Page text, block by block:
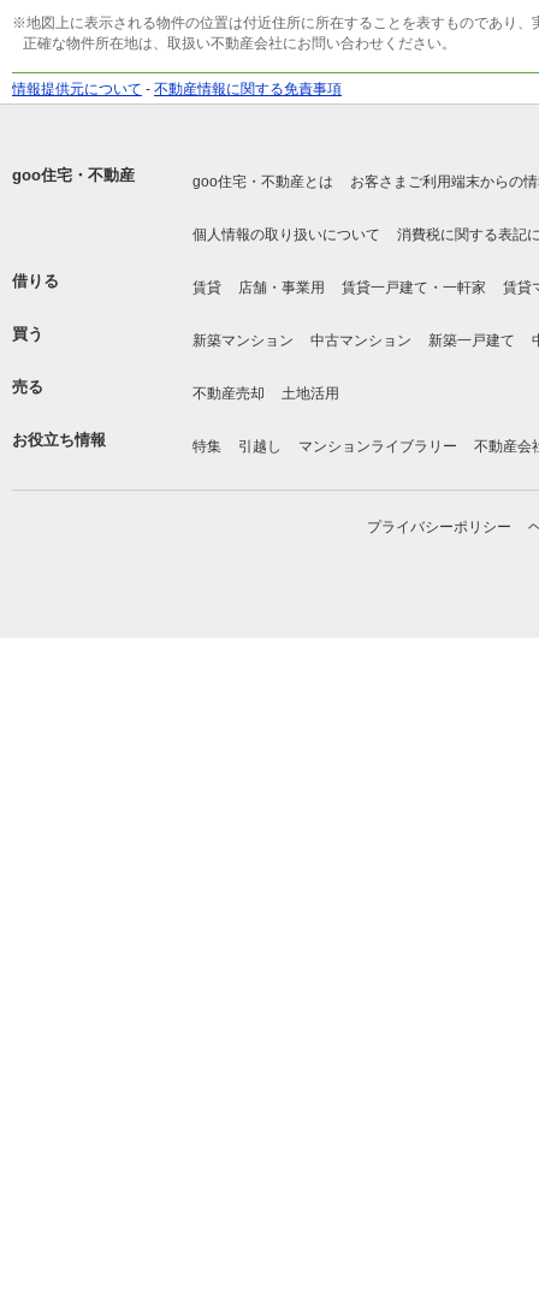
※地図上に表示される物件の位置は付近住所に所在することを表すものであり
正確な物件所在地は、取扱い不動産会社にお問い合わせください。
情報提供元について - 不動産情報に関する免責事項
goo住宅・不動産 goo住宅・不動産とは お客さまご利用端末からの
個人情報の取り扱いについて 消費税に関する表記
借りる 賃貸 店舗・事業用 賃貸一戸建て・一軒家 賃貸
買う 新築マンション 中古マンション 新築一戸建て
売る 不動産売却 土地活用
お役立ち情報 特集 引越し マンションライブラリー 不動産会
プライバシーポリシー